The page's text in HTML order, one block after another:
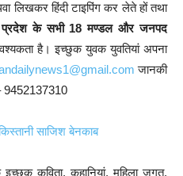
लिखकर हिंदी टाइपिंग कर लेते हों तथा
प्रदेश के सभी 18 मण्डल और जनपद
है। इच्छुक युवक युवतियां अपना
जानकी
9452137310
साजिश बेनकाब
कविता, कहानियां, महिला जगत,